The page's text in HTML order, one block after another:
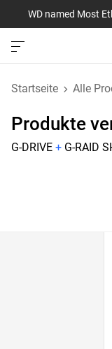
WD named Most
Startseite Alle
Produkte
G-DRIVE + G-RAID